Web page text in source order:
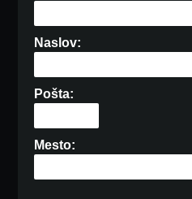
Naslov:
Pošta:
Mesto: